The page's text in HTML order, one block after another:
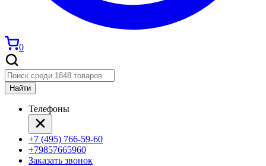
0
Найти
Телефоны
+7 (495) 766-59-60
+79857665960
Заказать звонок